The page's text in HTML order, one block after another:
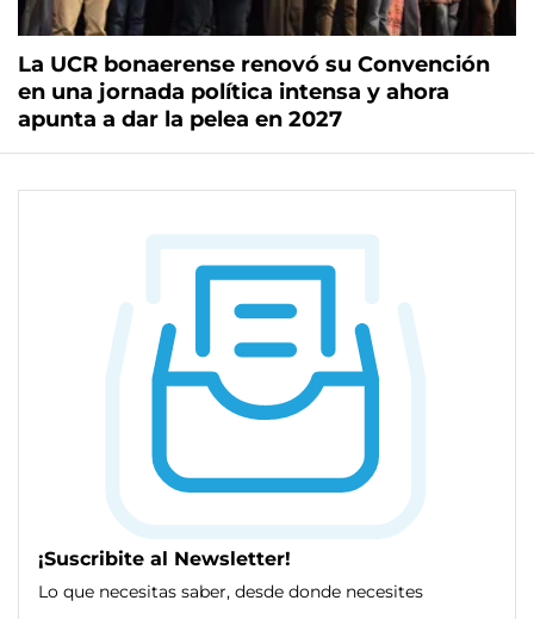
La UCR bonaerense renovó su Convención
en una jornada política intensa y ahora
apunta a dar la pelea en 2027
¡Suscribite al Newsletter!
Lo que necesitas saber, desde donde necesites